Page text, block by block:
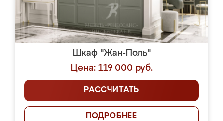
Шкаф "Жан-Поль"
Цена: 119 000 руб.
РАССЧИТАТЬ
ПОДРОБНЕЕ